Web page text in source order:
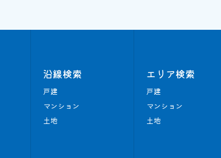
沿線検索
戸建
マンション
土地
エリア検索
戸建
マンション
土地